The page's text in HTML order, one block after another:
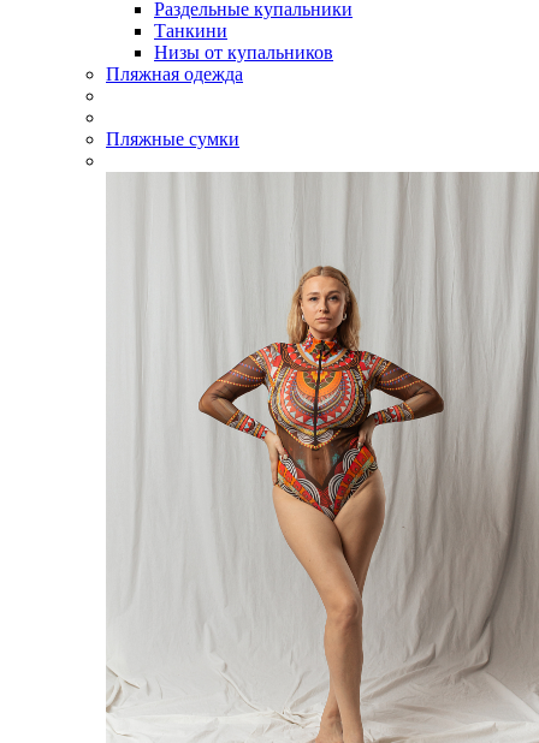
Раздельные купальники
Танкини
Низы от купальников
Пляжная одежда
Пляжные сумки